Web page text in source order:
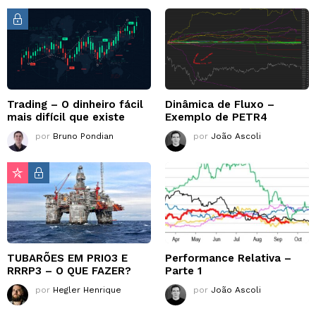
Trading – O dinheiro fácil
mais difícil que existe
por Bruno Pondian
Dinâmica de Fluxo –
Exemplo de PETR4
por João Ascoli
TUBARÕES EM PRIO3 E
RRRP3 – O QUE FAZER?
por Hegler Henrique
Performance Relativa –
Parte 1
por João Ascoli